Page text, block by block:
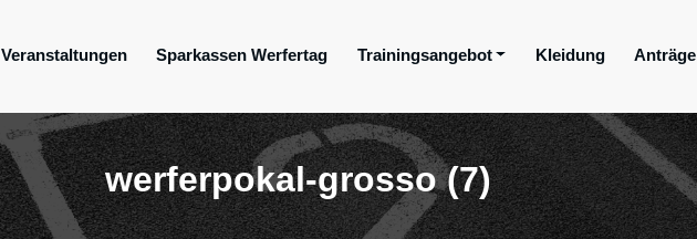
Veranstaltungen Sparkassen Werfertag Trainingsangebot Kleidung Anträge
werferpokal-grosso (7)